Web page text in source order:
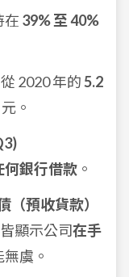
在 39% 至 40%
2020 年的5.2
元。
何銀行借款 。
（預收貨款）
顯示公司在手
虞。